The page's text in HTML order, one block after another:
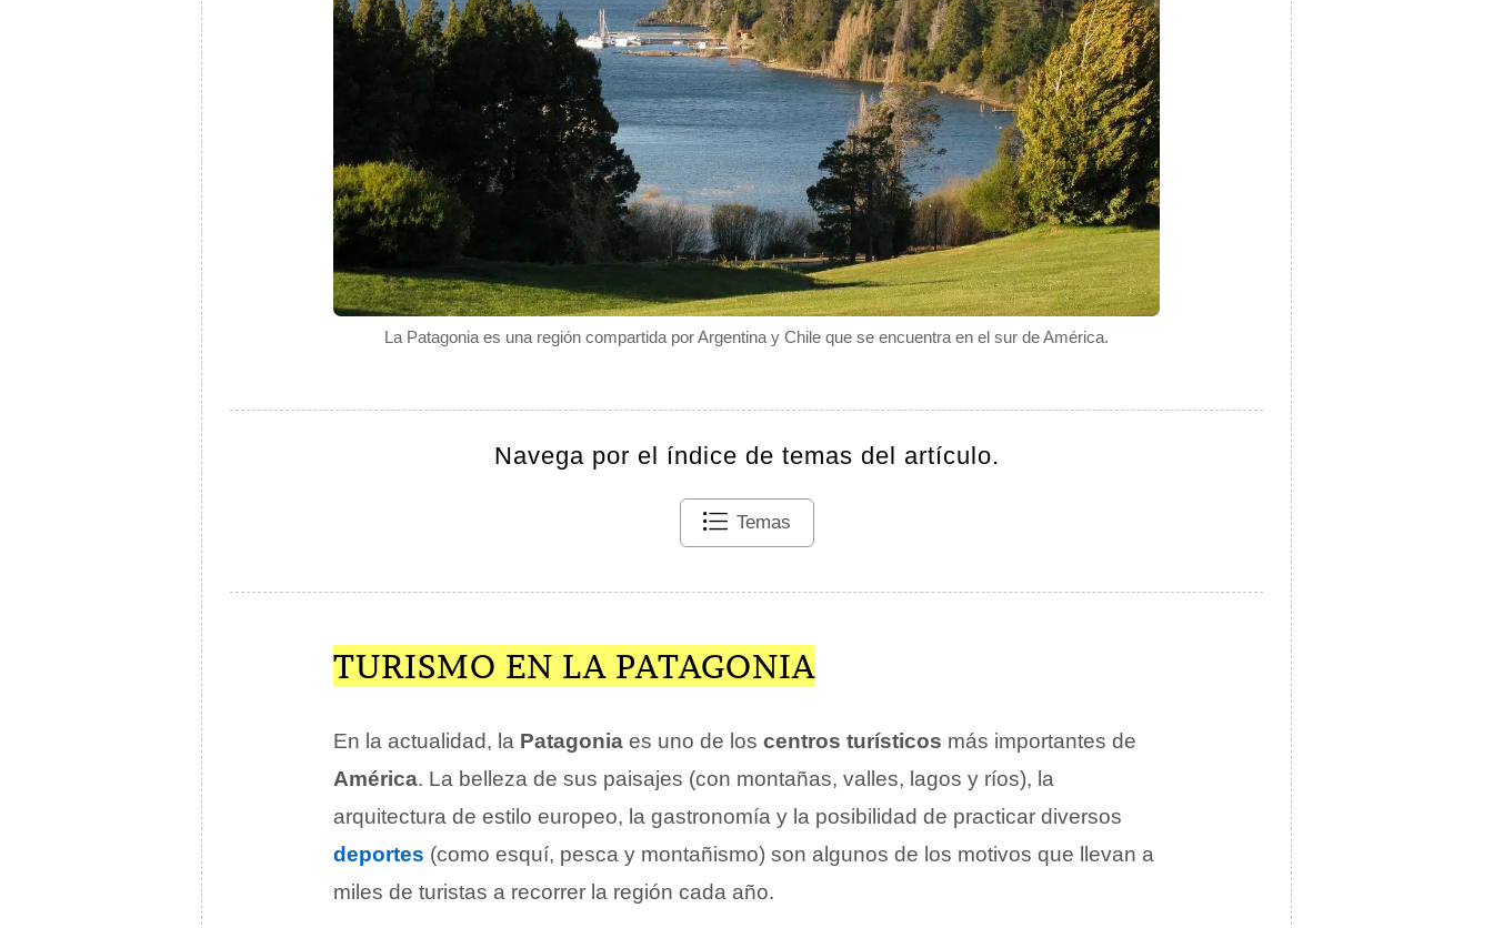
La Patagonia es una región compartida por Argentina y Chile que se encuentra en el sur de América.
Navega por el índice de temas del artículo.
Temas
TURISMO EN LA PATAGONIA
En la actualidad, la Patagonia es uno de los centros turísticos más importantes de
América. La belleza de sus paisajes (con montañas, valles, lagos y ríos), la
arquitectura de estilo europeo, la gastronomía y la posibilidad de practicar diversos
deportes (como esquí, pesca y montañismo) son algunos de los motivos que llevan a
miles de turistas a recorrer la región cada año.